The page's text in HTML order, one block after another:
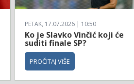
PETAK, 17.07.2026 | 10:50
Ko je Slavko Vinčić koji će
suditi finale SP?
PROČITAJ VIŠE